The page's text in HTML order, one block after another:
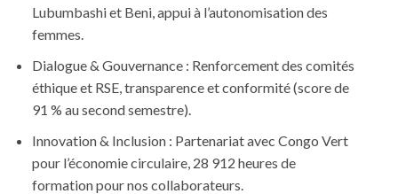
Lubumbashi et Beni, appui à l’autonomisation des
femmes.
Dialogue & Gouvernance : Renforcement des comités
éthique et RSE, transparence et conformité (score de
91 % au second semestre).
Innovation & Inclusion : Partenariat avec Congo Vert
pour l’économie circulaire, 28 912 heures de
formation pour nos collaborateurs.